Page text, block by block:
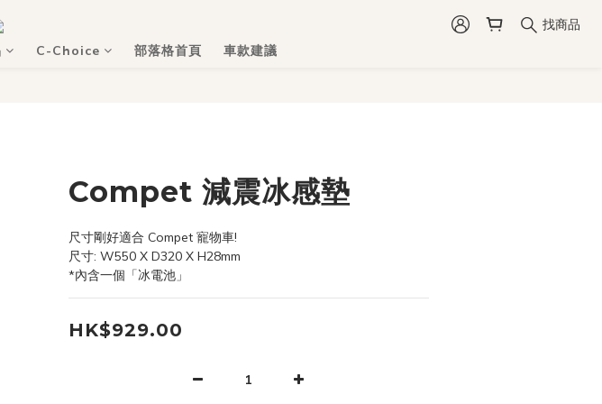
找商品
C-Choice 部落格首頁 車款建議
Compet 減震冰感墊
尺寸剛好適合 Compet 寵物車!
尺寸: W550 X D320 X H28mm
*內含一個「冰電池」
HK$929.00